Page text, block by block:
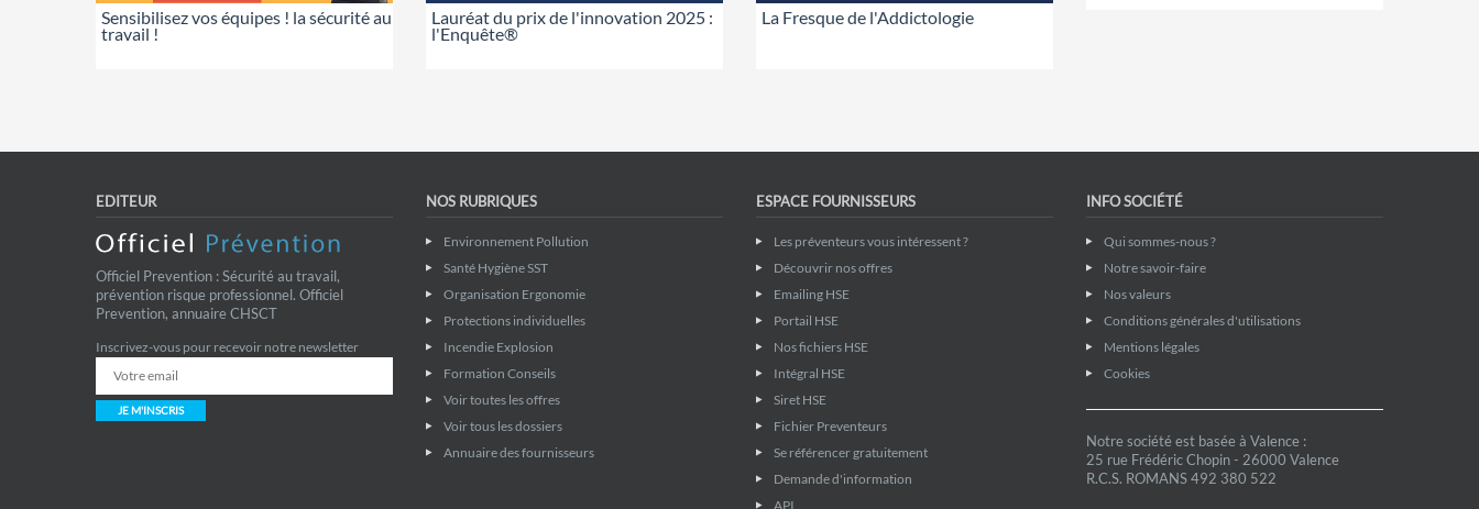
Sensibilisez vos équipes ! la sécurité au
travail !
Lauréat du prix de l'innovation 2025 :
l'Enquête®
La Fresque de l'Addictologie
EDITEUR
Officiel Prevention : Sécurité au travail,
prévention risque professionnel. Officiel
Prevention, annuaire CHSCT
Inscrivez-vous pour recevoir notre newsletter
JE M'INSCRIS
NOS RUBRIQUES
Environnement Pollution
Santé Hygiène SST
Organisation Ergonomie
Protections individuelles
Incendie Explosion
Formation Conseils
Voir toutes les offres
Voir tous les dossiers
Annuaire des fournisseurs
ESPACE FOURNISSEURS
Les préventeurs vous intéressent ?
Découvrir nos offres
Emailing HSE
Portail HSE
Nos fichiers HSE
Intégral HSE
Siret HSE
Fichier Preventeurs
Se référencer gratuitement
Demande d'information
API
INFO SOCIÉTÉ
Qui sommes-nous ?
Notre savoir-faire
Nos valeurs
Conditions générales d'utilisations
Mentions légales
Cookies
Notre société est basée à Valence :
25 rue Frédéric Chopin - 26000 Valence
R.C.S. ROMANS 492 380 522